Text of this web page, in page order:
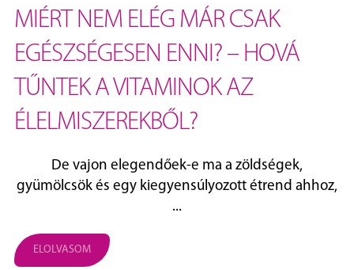
MIÉRT NEM ELÉG MÁR CSAK
EGÉSZSÉGESEN ENNI? – HOVÁ
TŰNTEK A VITAMINOK AZ
ÉLELMISZEREKBŐL?
De vajon elegendőek-e ma a zöldségek,
gyümölcsök és egy kiegyensúlyozott étrend ahhoz,
...
ELOLVASOM